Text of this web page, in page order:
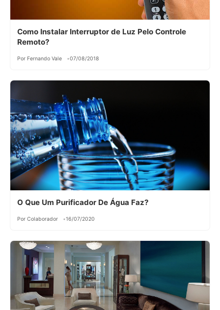
Como Instalar Interruptor de Luz Pelo Controle
Remoto?
Por Fernando Vale 07/08/2018
O Que Um Purificador De Água Faz?
Por Colaborador 16/07/2020